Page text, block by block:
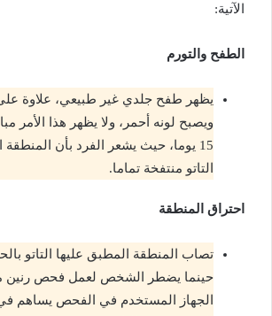
الآتية:
الطفح والتورم
يظهر طفح جلدي غير طبيعي، علاوة
ويصبح لونه أحمر، ولا يظهر هذا الأمر
15 يوما، حيث يشعر الفرد بأن
التاتو منتفخة تماما.
احتراق المنطقة
تصاب المنطقة المطبق عليها التاتو
حينما يضطر الشخص لعمل فحص رنين
الجهاز المستخدم في الفحص يساهم